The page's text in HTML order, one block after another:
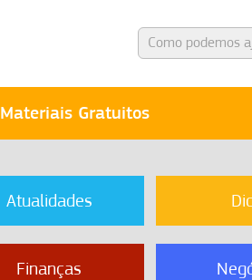
Materiais Gratuitos
Atualidades
Finanças